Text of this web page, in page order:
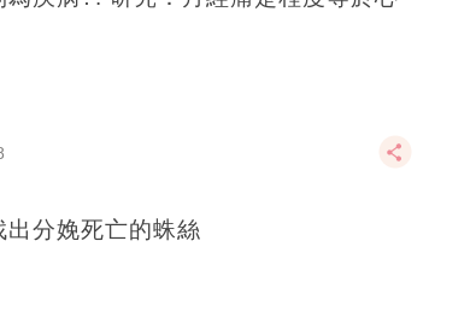
出分娩死亡的蛛絲